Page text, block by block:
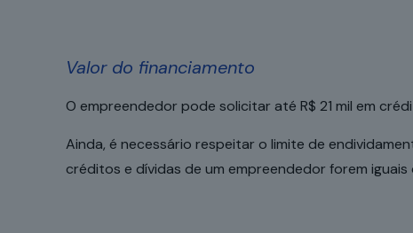
Valor do financiamento
O empreendedor pode solicitar até R$ 21 mil em
Ainda, é necessário respeitar o limite de
créditos e dívidas de um empreendedor forem